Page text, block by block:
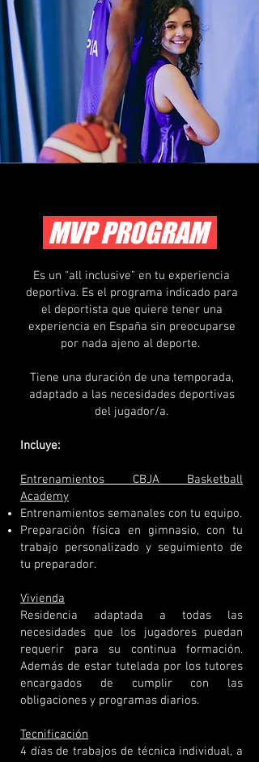
MVP PROGRAM
Es un “all inclusive” en tu experiencia
deportiva. Es el programa indicado para
el deportista que quiere tener una
experiencia en España sin preocuparse
por nada ajeno al deporte.
Tiene una duración de una temporada,
adaptado a las necesidades deportivas
del jugador/a.
Incluye:
Entrenamientos CBJA Basketball
Academy
Entrenamientos semanales con tu equipo.
Preparación física en gimnasio, con tu
trabajo personalizado y seguimiento de
tu preparador.
Vivienda
Residencia adaptada a todas las
necesidades que los jugadores puedan
requerir para su continua formación.
Además de estar tutelada por los tutores
encargados de cumplir con las
obligaciones y programas diarios.
Tecnificación
4 días de trabajos de técnica individual, a